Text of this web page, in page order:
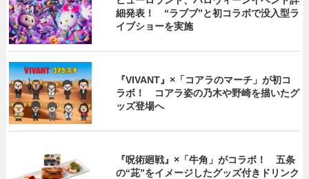
細発表！ “ラブブ”と初コラボで没入型ラ
イブショーを実施
『VIVANT』×「コアラのマーチ」が初コ
ラボ！ コアラ姿の乃木や野崎を描いたグ
ッズ登場へ
『呪術廻戦』×「牛角」がコラボ！ 五条
の“茈”をイメージしたグッズ付きドリンク